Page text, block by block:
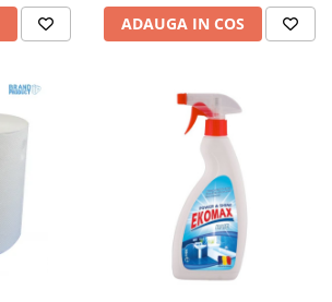
ADAUGA IN COS